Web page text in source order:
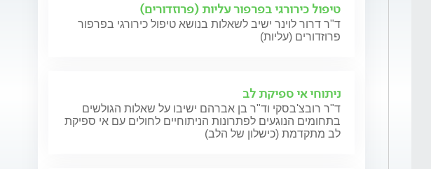
טיפול כירורגי בפרפור עליות (פרוזדורים)
ד"ר דרור לוינר ישיב לשאלות בנושא טיפול כירורגי בפרפור
פרוזדורים (עליות)
ניתוחי אי ספיקת לב
ד"ר רובצ'בסקי וד"ר בן אברהם ישיבו על שאלות הגולשים
בתחומים הנוגעים לפתרונות הניתוחיים לחולים עם אי ספיקת
לב מתקדמת (כישלון של הלב)